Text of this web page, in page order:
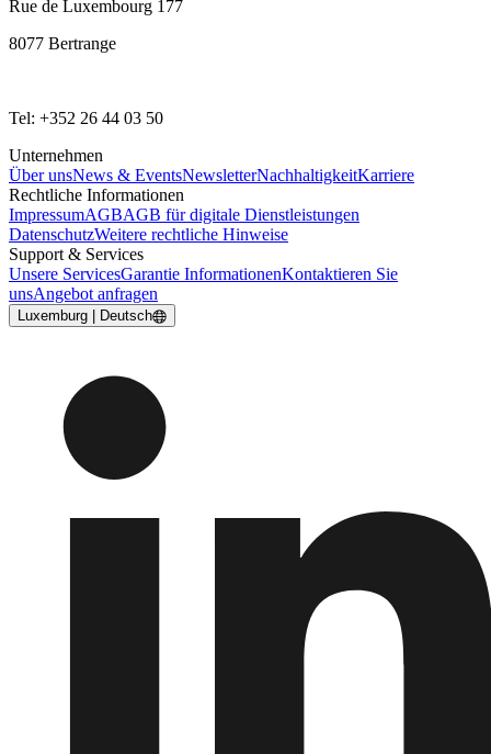
Rue de Luxembourg 177
8077 Bertrange
Tel: +352 26 44 03 50
Unternehmen
Über unsNews & EventsNewsletterNachhaltigkeitKarriere
Rechtliche Informationen
ImpressumAGBAGB für digitale Dienstleistungen
DatenschutzWeitere rechtliche Hinweise
Support & Services
Unsere ServicesGarantie InformationenKontaktieren Sie
unsAngebot anfragen
Luxemburg | Deutsch